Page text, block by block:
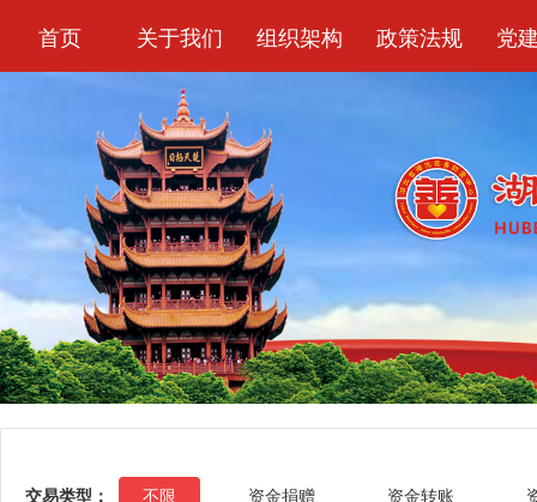
首页 关于我们 组织架构 政策法规 党
交易类型： 不限 资金捐赠 资金转账